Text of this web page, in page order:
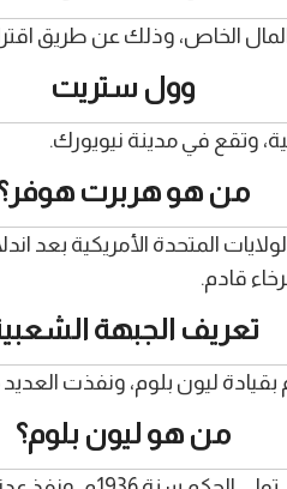
الخاص، وذلك عن طريق
وول ستريت
وتقع في مدينة نيويورك.
من هو هربرت
قادم.
تعريف الجبهة
من هو ليون بلوم؟